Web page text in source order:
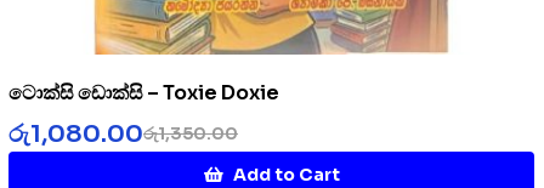
ටොක්සි ඩොක්සි – Toxie Doxie
රු1,350.00
රු1,080.00
Add to Cart